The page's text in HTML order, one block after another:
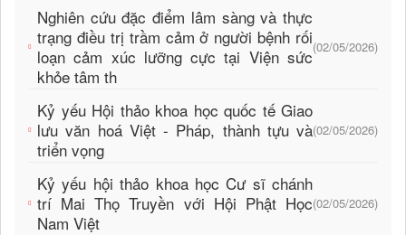
Nghiên cứu đặc điểm lâm sàng và thực
trạng điều trị trầm cảm ở người bệnh rối
loạn cảm xúc lưỡng cực tại Viện sức
khỏe tâm th
(02/05/2026)
Kỷ yếu Hội thảo khoa học quốc tế Giao
lưu văn hoá Việt - Pháp, thành tựu và
triển vọng
(02/05/2026)
Kỷ yếu hội thảo khoa học Cư sĩ chánh
trí Mai Thọ Truyền với Hội Phật Học
Nam Việt
(02/05/2026)